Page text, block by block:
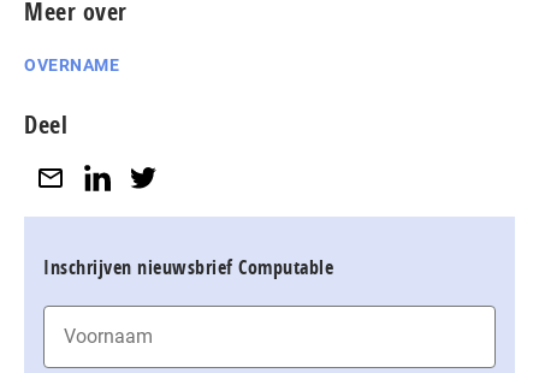
Meer over
OVERNAME
Deel
Inschrijven nieuwsbrief Computable